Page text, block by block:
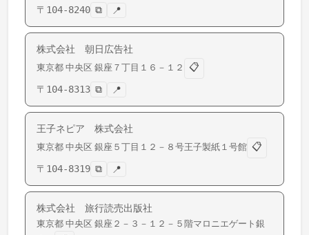
〒 104-8240 ⧉ 📍
株式会社 朝日広告社
東京都 中央区 銀座 ７丁目１６－１２
📋
〒 104-8313 ⧉ 📍
王子ネピア 株式会社
東京都 中央区 銀座 ５丁目１２－８号王子製紙１号館 📋
〒 104-8319 ⧉ 📍
株式会社 旅行読売出版社
東京都 中央区 銀座 ２－３－１２－５階マロニエゲート銀